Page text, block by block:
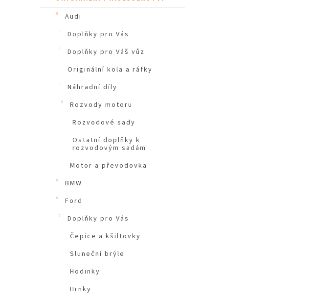
Audi
Doplňky pro Vás
Doplňky pro Váš vůz
Originální kola a ráfky
Náhradní díly
Rozvody motoru
Rozvodové sady
Ostatní doplňky k
rozvodovým sadám
Motor a převodovka
BMW
Ford
Doplňky pro Vás
Čepice a kšiltovky
Sluneční brýle
Hodinky
Hrnky